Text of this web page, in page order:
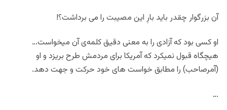
آن بزرگوار چقدر باید بارِ این مصیبت را می برداشت؟!
او کسی بود که آزادی را به معنی دقیق کلمه‌ی آن میخواست…
هیچگاه قبول نمیکرد که آمریکا برای مردمش طرح بریزد و او
(آمرصاحب) را مطابق خواست های خود حرکت و جهت دهد.
…